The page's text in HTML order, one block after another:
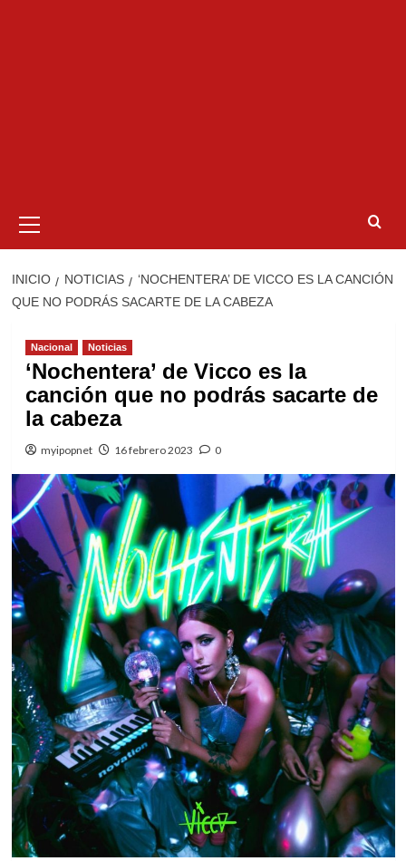
primario
INICIO NOTICIAS
‘NOCHENTERA’ DE VICCO ES LA CANCIÓN
QUE NO PODRÁS SACARTE DE LA CABEZA
Nacional Noticias
‘Nochentera’ de Vicco es la
canción que no podrás sacarte de
la cabeza
myipopnet 16 febrero 2023 0